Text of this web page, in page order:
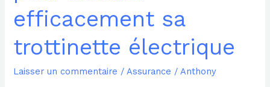
efficacement sa
trottinette électrique
Laisser un commentaire /Assurance /Anthony